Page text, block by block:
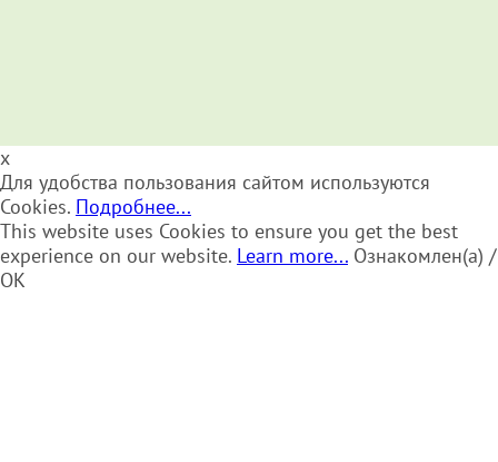
x
Для удобства пользования сайтом используются
Cookies. Подробнее...
This website uses Cookies to ensure you get the best
experience on our website. Learn more... Ознакомлен(а) /
OK